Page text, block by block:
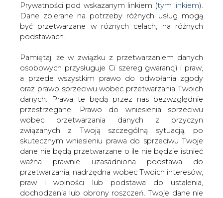
Prywatności pod wskazanym linkiem (tym linkiem).
Dane zbierane na potrzeby różnych usług mogą
być przetwarzane w różnych celach, na różnych
podstawach.
Pamiętaj, że w związku z przetwarzaniem danych
osobowych przysługuje Ci szereg gwarancji i praw,
a przede wszystkim prawo do odwołania zgody
oraz prawo sprzeciwu wobec przetwarzania Twoich
danych. Prawa te będą przez nas bezwzględnie
przestrzegane. Prawo do wniesienia sprzeciwu
wobec przetwarzania danych z przyczyn
związanych z Twoją szczególną sytuacją, po
skutecznym wniesieniu prawa do sprzeciwu Twoje
dane nie będą przetwarzane o ile nie będzie istnieć
ważna prawnie uzasadniona podstawa do
przetwarzania, nadrzędna wobec Twoich interesów,
praw i wolności lub podstawa do ustalenia,
dochodzenia lub obrony roszczeń. Twoje dane nie
Dzisiaj pierwsze decyzje
Ministerstwo Transportu, Budownictwa
i Gospodarki Morskiej ma zacząć od
dzisiaj wydawanie decyzji
lokalizacyjnych dla inwestycji budowy
sztucznych wysp dla morskich farm
wiatrowych &#8211; podaje
&#8222;Rzeczpospolita&#8221;.